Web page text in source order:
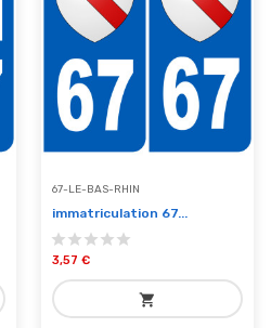
67-LE-BAS-RHIN
immatriculation 67...
3,57 €
shopping_cart